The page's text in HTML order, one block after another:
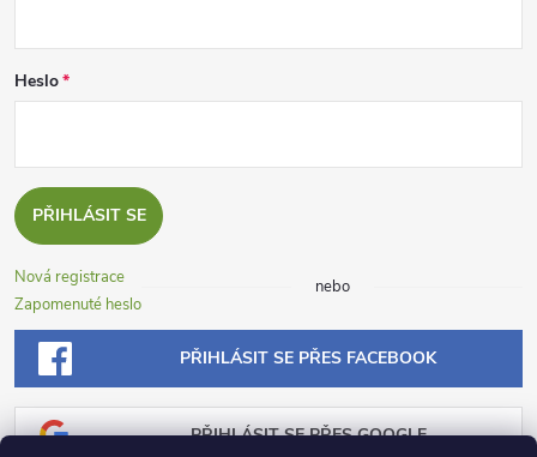
Heslo
PŘIHLÁSIT SE
Nová registrace
Zapomenuté heslo
nebo
PŘIHLÁSIT SE PŘES FACEBOOK
PŘIHLÁSIT SE PŘES GOOGLE